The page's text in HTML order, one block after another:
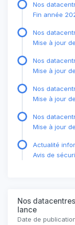
Nos
Fin année
Nos
Mise à jour
Nos
Mise à jour
Nos
Mise à jour
Nos
Mise à jour
Actualité
Avis de
Nos
lance
Date de